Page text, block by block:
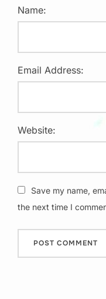
Name:
Email Address:
Website:
Save my name,
the next time I